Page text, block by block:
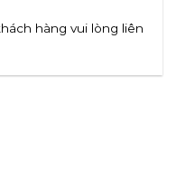
hàng vui lòng liên